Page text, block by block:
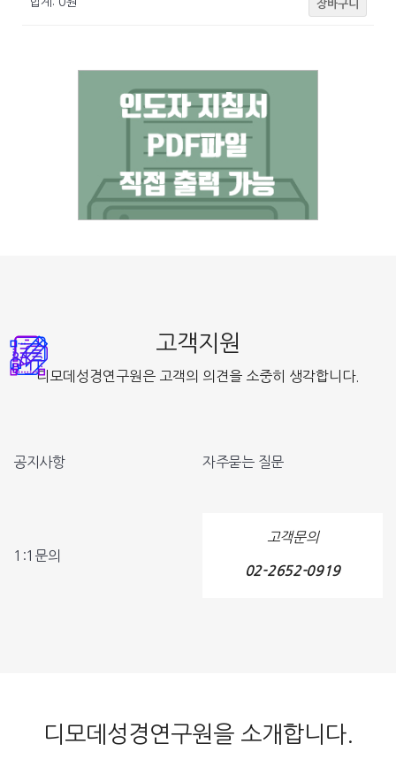
장바구니
고객지원
디모데성경연구원은 고객의 의견을 소중히 생각합니다.
공지사항 자주묻는 질문
1:1문의
고객문의
02-2652-0919
디모데성경연구원을 소개합니다.